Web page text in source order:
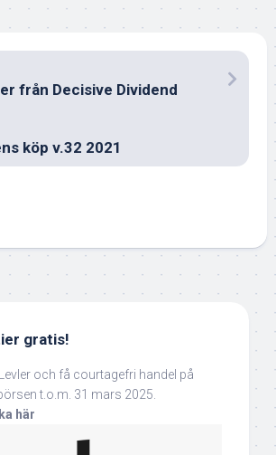
från Decisive Dividend
köp v.32 2021
gratis!
och få courtagefri handel på
t.o.m. 31 mars 2025.
här